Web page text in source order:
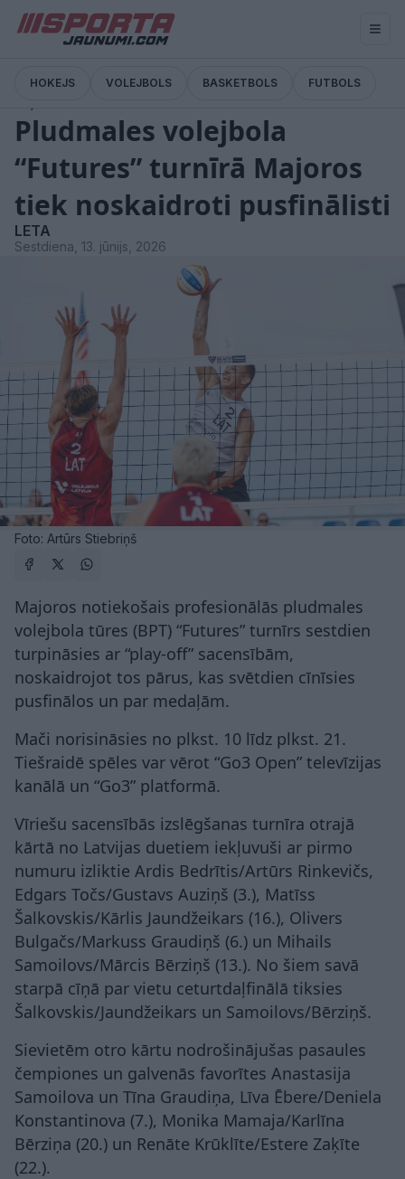
HOKEJS VOLEJBOLS BASKETBOLS FUTBOLS
Pludmales volejbola
“Futures” turnīrā Majoros
tiek noskaidroti pusfinālisti
LETA
Sestdiena, 13. jūnijs, 2026
Foto: Artūrs Stiebriņš
Majoros notiekošais profesionālās pludmales
volejbola tūres (BPT) “Futures” turnīrs sestdien
turpināsies ar “play-off” sacensībām,
noskaidrojot tos pārus, kas svētdien cīnīsies
pusfinālos un par medaļām.
Mači norisināsies no plkst. 10 līdz plkst. 21.
Tiešraidē spēles var vērot “Go3 Open” televīzijas
kanālā un “Go3” platformā.
Vīriešu sacensībās izslēgšanas turnīra otrajā
kārtā no Latvijas duetiem iekļuvuši ar pirmo
numuru izliktie Ardis Bedrītis/Artūrs Rinkevičs,
Edgars Točs/Gustavs Auziņš (3.), Matīss
Šalkovskis/Kārlis Jaundžeikars (16.), Olivers
Bulgačs/Markuss Graudiņš (6.) un Mihails
Samoilovs/Mārcis Bērziņš (13.). No šiem savā
starpā cīņā par vietu ceturtdaļfinālā tiksies
Šalkovskis/Jaundžeikars un Samoilovs/Bērziņš.
Sievietēm otro kārtu nodrošinājušas pasaules
čempiones un galvenās favorītes Anastasija
Samoilova un Tīna Graudiņa, Līva Ēbere/Deniela
Konstantinova (7.), Monika Mamaja/Karlīna
Bērziņa (20.) un Renāte Krūklīte/Estere Zaķīte
(22.).